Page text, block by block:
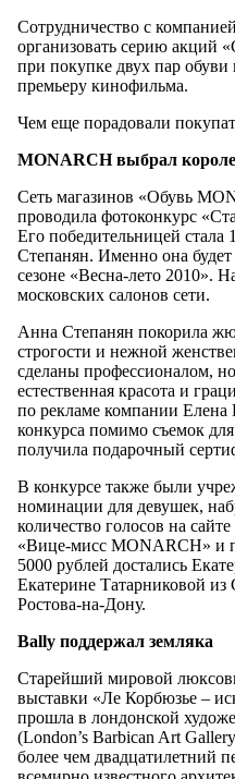
Сотрудничество с
организовать серию акций
при покупке двух пар обуви
премьеру кинофильма.
Чем еще порадовали
MONARCH выбрал
Сеть магазинов «Обувь
проводила фотоконкурс
Его победительницей стала
Степанян. Именно она
сезоне «Весна-лето 2010».
московских салонов сети.
Анна Степанян покорила
строгости и нежной
сделаны профессионалом,
естественная красота и
по рекламе компании Елена
конкурса помимо съемок
получила подарочный
В конкурсе также были
номинации для девушек,
количество голосов на
«Вице-мисс MONARCH» и
5000 рублей достались
Екатерине Татарниковой
Ростова-на-Дону.
Bally поддержал земляка
Старейший мировой
выставки «Ле Корбюзье –
прошла в лондонской
(London’s Barbican Art
более чем двадцатилетний